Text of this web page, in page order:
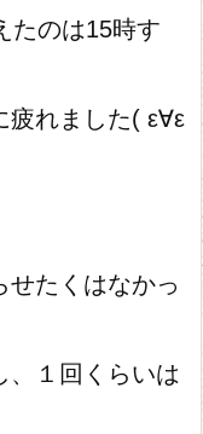
たのは15時す
疲れました( ε∀ε
せたくはなかっ
、１回くらいは